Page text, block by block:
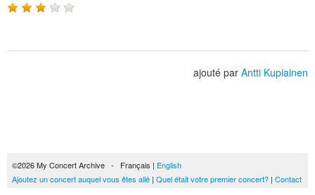
ajouté par Antti Kupiainen
©2026 My Concert Archive - Français | English
Ajoutez un concert auquel vous êtes allé | Quel était votre premier concert? | Contact